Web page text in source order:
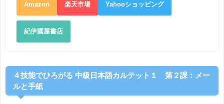
Amazon 楽天市場 Yahooショッピング
紀伊國屋書店
４技能でひろがる 中級日本語カルテット１ 第２課：メー
ルと手紙